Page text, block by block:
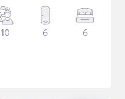
10 6 6